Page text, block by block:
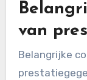
van
Belangrijke